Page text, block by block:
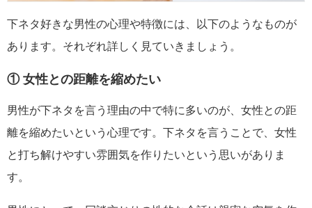
下ネタ好きな男性の心理や特徴には、以下のようなものが
あります。それぞれ詳しく見ていきましょう。
① 女性との距離を縮めたい
男性が下ネタを言う理由の中で特に多いのが、女性との距
離を縮めたいという心理です。下ネタを言うことで、女性
と打ち解けやすい雰囲気を作りたいという思いがありま
す。